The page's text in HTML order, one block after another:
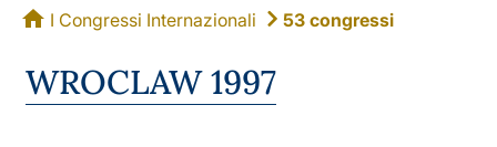
I Congressi Internazionali 53 congressi
WROCLAW 1997